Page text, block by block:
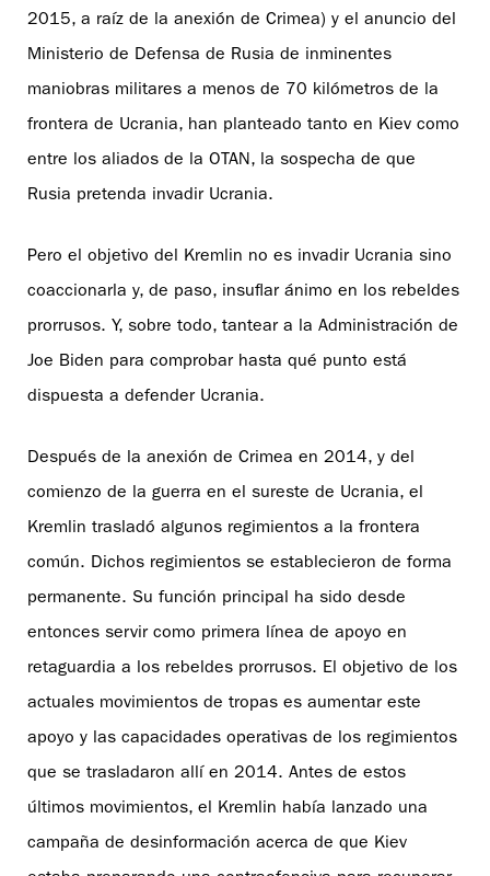
2015, a raíz de la anexión de Crimea) y el anuncio del
Ministerio de Defensa de Rusia de inminentes
maniobras militares a menos de 70 kilómetros de la
frontera de Ucrania, han planteado tanto en Kiev como
entre los aliados de la OTAN, la sospecha de que
Rusia pretenda invadir Ucrania.
Pero el objetivo del Kremlin no es invadir Ucrania sino
coaccionarla y, de paso, insuflar ánimo en los rebeldes
prorrusos. Y, sobre todo, tantear a la Administración de
Joe Biden para comprobar hasta qué punto está
dispuesta a defender Ucrania.
Después de la anexión de Crimea en 2014, y del
comienzo de la guerra en el sureste de Ucrania, el
Kremlin trasladó algunos regimientos a la frontera
común. Dichos regimientos se establecieron de forma
permanente. Su función principal ha sido desde
entonces servir como primera línea de apoyo en
retaguardia a los rebeldes prorrusos. El objetivo de los
actuales movimientos de tropas es aumentar este
apoyo y las capacidades operativas de los regimientos
que se trasladaron allí en 2014. Antes de estos
últimos movimientos, el Kremlin había lanzado una
campaña de desinformación acerca de que Kiev